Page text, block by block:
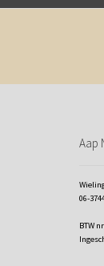
Aap
06-
BTW